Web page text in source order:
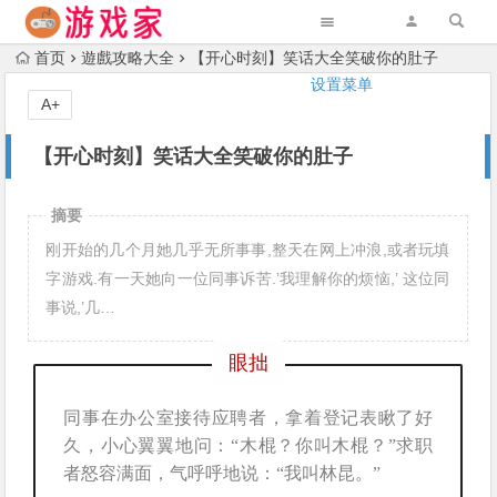
设置菜单
首页 遊戲攻略大全 【开心时刻】笑话大全笑破你的肚子
【开心时刻】笑话大全笑破你的肚子
A+
摘要
刚开始的几个月她几乎无所事事,整天在网上冲浪,或者玩填
字游戏.有一天她向一位同事诉苦.’我理解你的烦恼,’ 这位同
事说,’几…
眼拙
同事在办公室接待应聘者，拿着登记表瞅了好
久，小心翼翼地问：“木棍？你叫木棍？”求职
者怒容满面，气呼呼地说：“我叫林昆。”